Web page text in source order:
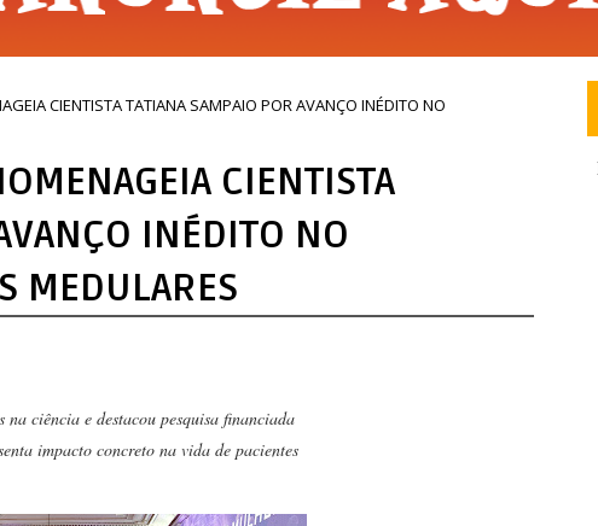
CIENTISTA TATIANA SAMPAIO POR AVANÇO INÉDITO NO
CIENTISTA
INÉDITO NO
MEDULARES
na ciência e destacou pesquisa financiada
impacto concreto na vida de pacientes